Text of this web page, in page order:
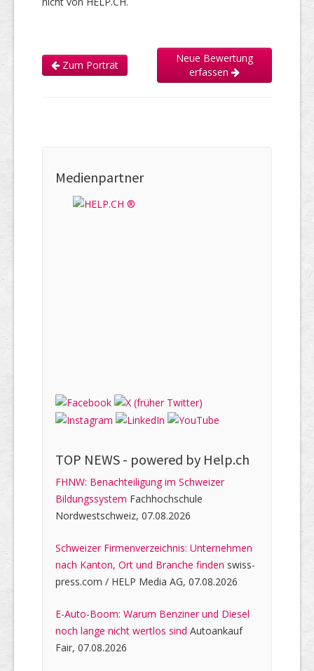
Zum Porträt
Neue Bewertung
erfassen
Medienpartner
TOP NEWS - powered by Help.ch
FHNW: Benachteiligung im Schweizer
Bildungssystem Fachhochschule
Nordwestschweiz, 07.08.2026
Schweizer Firmenverzeichnis: Unternehmen
nach Kanton, Ort und Branche finden swiss-
press.com / HELP Media AG, 07.08.2026
E-Auto-Boom: Warum Benziner und Diesel
noch lange nicht wertlos sind Autoankauf
Fair, 07.08.2026